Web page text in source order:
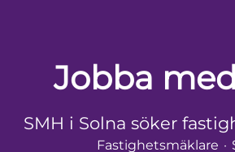
Jobba
SMH i Solna söker
Fastighetsmäklare ·